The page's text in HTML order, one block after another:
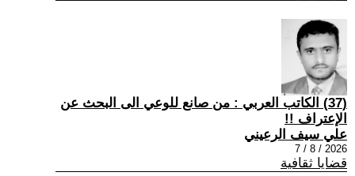
(37) الكاتب العربي : من صانع للوعي الى البحث عن
الإعتراف !!
علي سيف الرعيني
2026 / 8 / 7
قضايا ثقافية